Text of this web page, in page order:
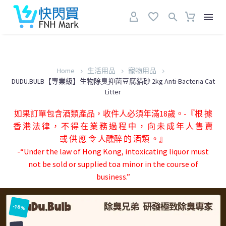
Home 生活用品
寵物用品
DUDU.BULB【專業級】生物除臭抑菌豆腐貓砂 2kg Anti-Bacteria Cat
Litter
如果訂單包含酒類產品，收件人必須年滿18歲。-『根 據
香 港 法 律 ， 不 得 在 業 務 過 程 中 ， 向 未 成 年 人 售 賣
或 供 應 令 人醺醉 的 酒類 。』
-“Under the law of Hong Kong, intoxicating liquor must
not be sold or supplied toa minor in the course of
business.”
-18%